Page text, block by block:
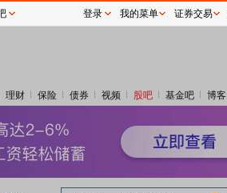
理财 保险 债券 视频 股吧 基金吧 博客
登录 我的菜单 证券交易